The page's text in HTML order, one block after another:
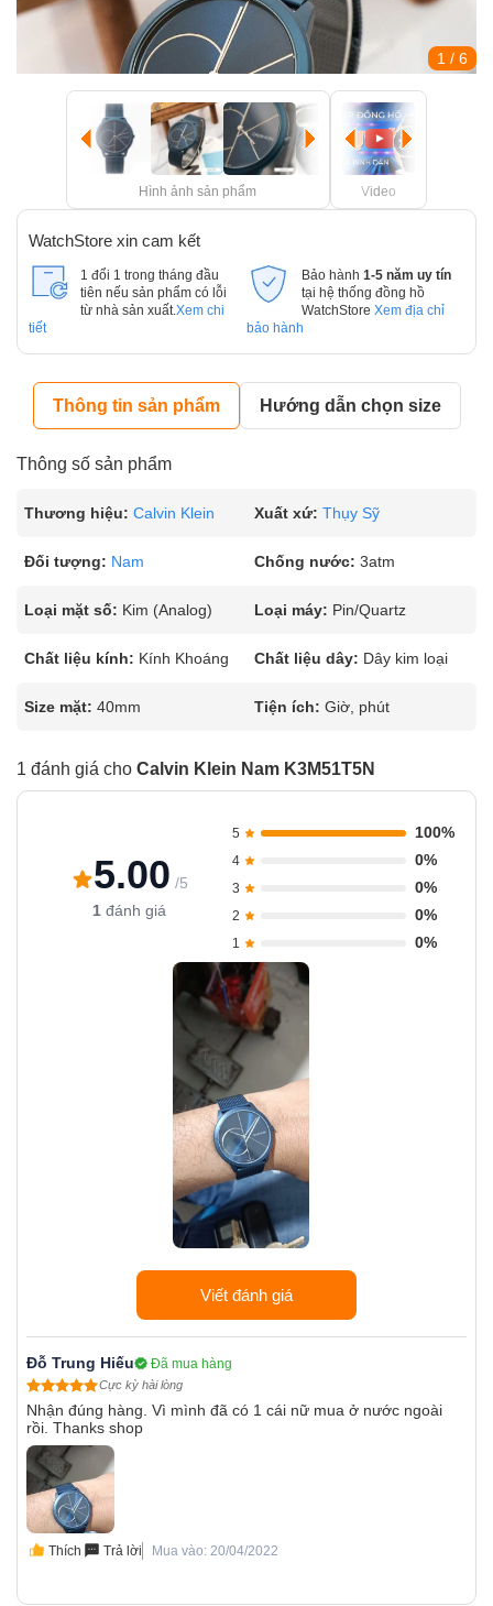
1 / 6
Hình ảnh sản phẩm Video
WatchStore xin cam kết
1 đổi 1 trong tháng đầu
tiên nếu sản phẩm có lỗi
từ nhà sản xuất. Xem chi
tiết
Bảo hành 1-5 năm uy tín
tại hệ thống đồng hồ
WatchStore Xem địa chỉ
bảo hành
Thông tin sản phẩm Hướng dẫn chọn size
Thông số sản phẩm
Thương hiệu: Calvin Klein Xuất xứ: Thụy Sỹ
Đối tượng: Nam Chống nước: 3atm
Loại mặt số: Kim (Analog) Loại máy: Pin/Quartz
Chất liệu kính: Kính Khoáng Chất liệu dây: Dây kim loại
Size mặt: 40mm Tiện ích: Giờ, phút
1 đánh giá cho Calvin Klein Nam K3M51T5N
5.00 /5
1 đánh giá
5 100%
4 0%
3 0%
2 0%
1 0%
Viết đánh giá
Đỗ Trung Hiếu Đã mua hàng
Cực kỳ hài lòng
Nhận đúng hàng. Vì mình đã có 1 cái nữ mua ở nước ngoài
rồi. Thanks shop
Thích Trả lời Mua vào: 20/04/2022